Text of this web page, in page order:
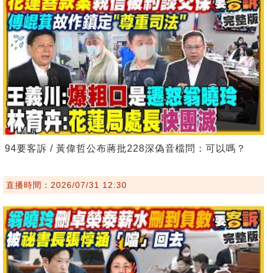
94要客訴 / 黃偉哲公布蔣批228深偽音檔問：可以嗎？
直播時間：2026/07/31 12:30